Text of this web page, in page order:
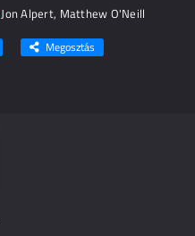
Jon Alpert, Matthew O'Neill
Megosztás